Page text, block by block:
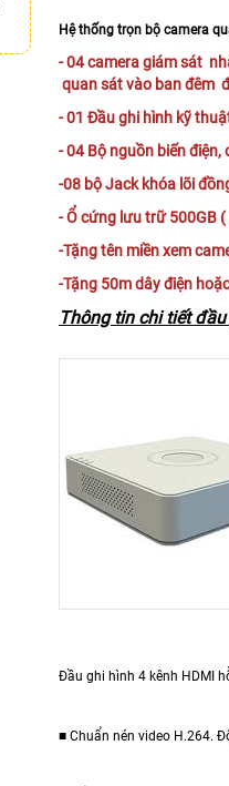
Hệ thống trọn bộ camera
- 04camera giám sát
quan sát vào ban đêm
- 01 Đầu ghi hình kỹ
- 04 Bộ nguồn biến
-08 bộ Jack khóa lõi
- Ổ cứng lưu trữ 500GB
-Tặng tên miền xem
-Tặng 50m dây điện
Thông tin chi tiết
Đầu ghi hình 4 kênh HDMI
■ Chuẩn nén video H.264.